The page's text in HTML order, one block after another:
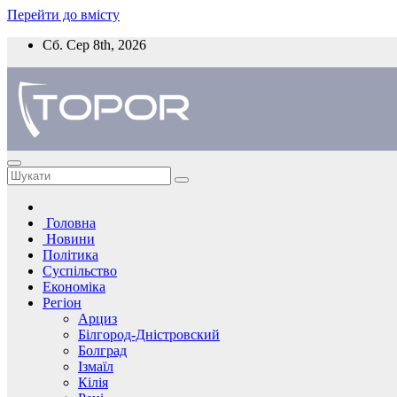
Перейти до вмісту
Сб. Сер 8th, 2026
Головна
Новини
Політика
Суспільство
Економіка
Регіон
Арциз
Білгород-Дністровский
Болград
Ізмаїл
Кілія